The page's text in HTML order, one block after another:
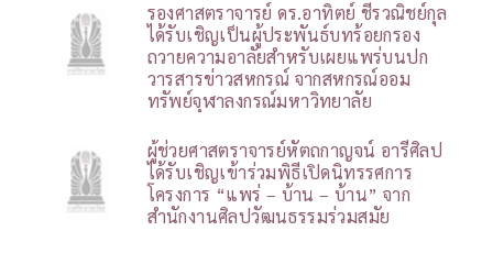
รองศาสตราจารย์ ดร.อาทิตย์ ชีรวณิชย์กุล
ได้รับเชิญเป็นผู้ประพันธ์บทร้อยกรอง
ถวายความอาลัยสำหรับเผยแพร่บนปก
วารสารข่าวสหกรณ์ จากสหกรณ์ออม
ทรัพย์จุฬาลงกรณ์มหาวิทยาลัย
ผู้ช่วยศาสตราจารย์หัตถกาญจน์ อารีศิลป
ได้รับเชิญเข้าร่วมพิธีเปิดนิทรรศการ
โครงการ “แพร่ – บ้าน – บ้าน” จาก
สำนักงานศิลปวัฒนธรรมร่วมสมัย